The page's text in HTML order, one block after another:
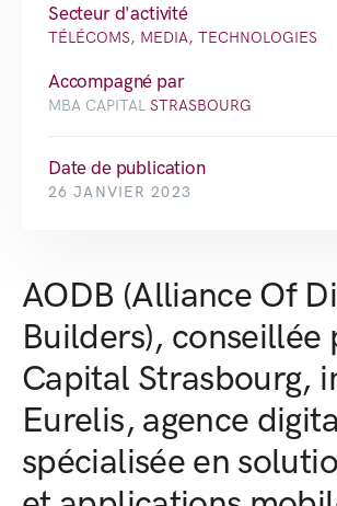
Secteur d'activité
TÉLÉCOMS, MEDIA, TECHNOLOGIES
Accompagné par
MBA CAPITAL STRASBOURG
Date de publication
26 JANVIER 2023
AODB (Alliance Of
Builders), conseillée
Capital Strasbourg,
Eurelis, agence
spécialisée en